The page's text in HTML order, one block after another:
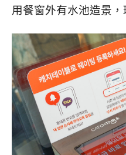
用餐窗外有水池造景